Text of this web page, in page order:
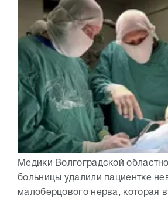
Медики Волгоградской
больницы удалили пациентке
малоберцового нерва, которая